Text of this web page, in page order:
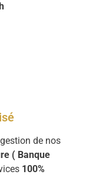
de nos
( Banque
100%